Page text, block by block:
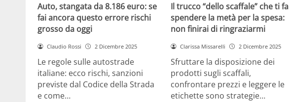
Auto, stangata da 8.186 euro: se
fai ancora questo errore rischi
grosso da oggi
Claudio Rossi 2 Dicembre 2025
Le regole sulle autostrade
italiane: ecco rischi, sanzioni
previste dal Codice della Strada
e come…
Il trucco “dello scaffale” che ti fa
spendere la metà per la spesa:
non finirai di ringraziarmi
Clarissa Missarelli 2 Dicembre 2025
Sfruttare la disposizione dei
prodotti sugli scaffali,
confrontare prezzi e leggere le
etichette sono strategie…